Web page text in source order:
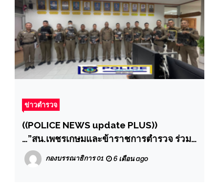
ข่าวตำรวจ
((POLICE NEWS update PLUS))
…”สน.เพชรเกษมและข้าราชการตำรวจ ร่วม
ประชุมรับมอบนโยบายพร้อมด้วยข้าราชการ
ตำรวจที่ ได้รับการแต่งตั้งมาดำรงตำแหน่ง
กองบรรณาธิการ 01 6 เดือน ago